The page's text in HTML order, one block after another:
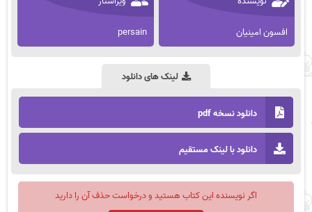
افسون امینیان persain
لینک های دانلود
دانلود نسخه pdf
دانلود با لینک مستقیم
اگر نویسنده این کتاب هستید و درخواست حذف آن را دارید